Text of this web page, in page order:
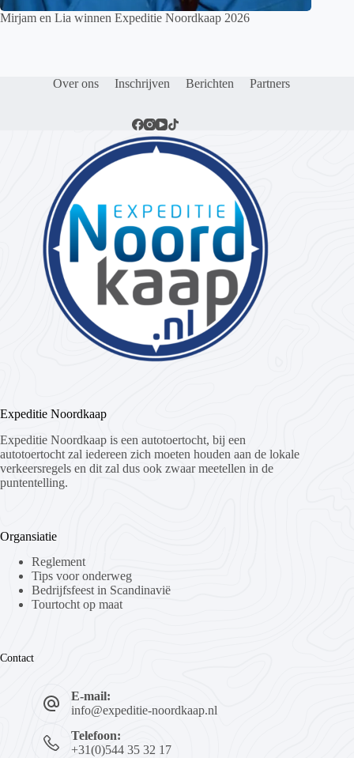
Mirjam en Lia winnen Expeditie Noordkaap 2026
Over ons Inschrijven Berichten Partners
Expeditie Noordkaap
Expeditie Noordkaap is een autotoertocht, bij een
autotoertocht zal iedereen zich moeten houden aan de lokale
verkeersregels en dit zal dus ook zwaar meetellen in de
puntentelling.
Organsiatie
Reglement
Tips voor onderweg
Bedrijfsfeest in Scandinavië
Tourtocht op maat
Contact
E-mail:
info@expeditie-noordkaap.nl
Telefoon:
+31(0)544 35 32 17